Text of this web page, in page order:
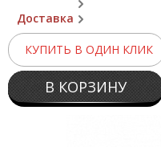
Доставка
КУПИТЬ В ОДИН КЛИК
В КОРЗИНУ